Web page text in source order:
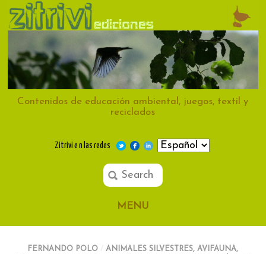
Contenidos de educación ambiental, juegos, textil y
reciclados
Zitrivi e n las redes
MENU
FERNANDO POLO ANIMALES SILVESTRES, AVIFAUNA,